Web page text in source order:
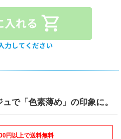
で「色素薄め」の印象に。
円以上で送料無料